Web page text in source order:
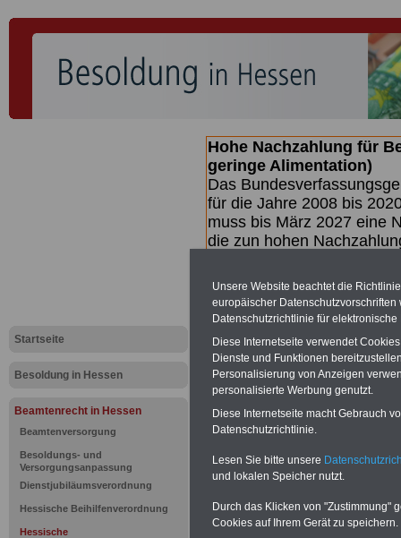
Startseite
Besoldung in Hessen
Beamtenrecht in Hessen
Beamtenversorgung
Besoldungs- und
Versorgungsanpassung
Dienstjubiläumsverordnung
Hessische Beihilfenverordnung
Hessische
Hohe Nachzahlung für
geringe Alimentation)
Das
für die Jahre 2008 bis
muss bis März 2027 eine
die zun hohen
geben (Medienberichten
mind.3.000 und 13.000
hierzu eine Broschüre
des Gesetzentwurfs der
(wahrscheinlich im
Broschüre.
Hessische
8
Unsere Website beachtet die
europäischer
Datenschutzrichtlinie für
Diese Internetseite verwendet
Dienste und Funktionen
Personalisierung von Anzeigen
personalisierte Werbung genutzt.
Diese Internetseite macht Gebrauch
Datenschutzrichtlinie.
Lesen Sie bitte unsere
und lokalen Speicher nutzt.
Durch das Klicken von "Zustimmung"
Cookies auf Ihrem Gerät zu speichern.